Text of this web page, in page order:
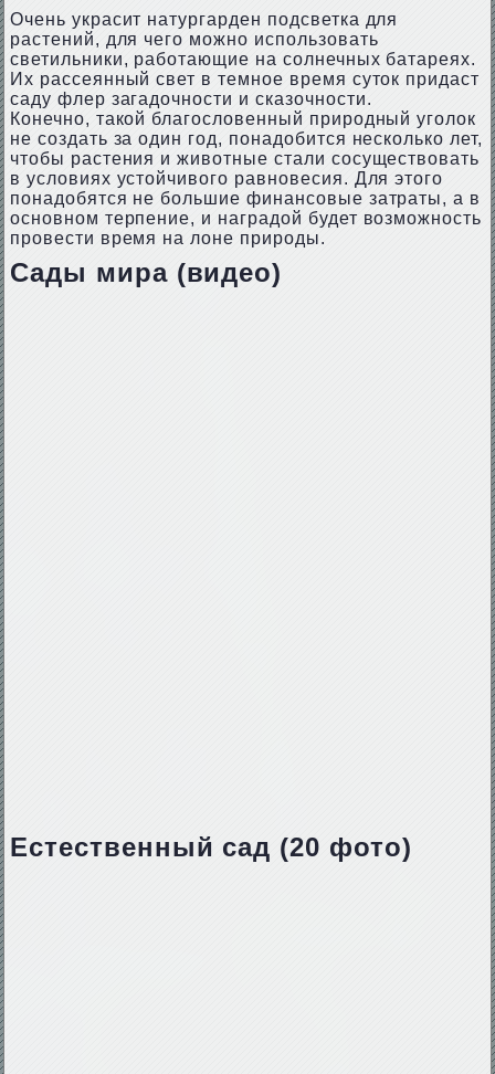
Очень украсит натургарден подсветка для
растений, для чего можно использовать
светильники, работающие на солнечных батареях.
Их рассеянный свет в темное время суток придаст
саду флер загадочности и сказочности.
Конечно, такой благословенный природный уголок
не создать за один год, понадобится несколько лет,
чтобы растения и животные стали сосуществовать
в условиях устойчивого равновесия. Для этого
понадобятся не большие финансовые затраты, а в
основном терпение, и наградой будет возможность
провести время на лоне природы.
Сады мира (видео)
Естественный сад (20 фото)